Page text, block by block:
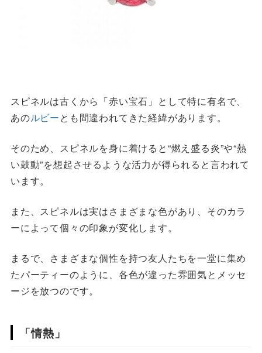
スピネルは古くから「赤い宝石」として特に有名で、
あのルビーとも間違われてきた経緯があります。
そのため、スピネルを身に着けると“燃え盛る炎”や“熱
い鼓動”を想起させるような活力が得られると言われて
います。
また、スピネルは実はさまざまな色があり、そのカラ
ーによって個々の印象が変化します。
まるで、さまざまな個性を持つ友人たちを一堂に集め
たパーティーのように、各色が違った雰囲気とメッセ
ージを放つのです。
「情熱」